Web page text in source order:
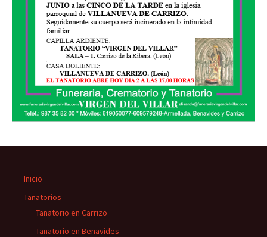
Inicio
Tanatorios
Tanatorio en Carrizo
Tanatorio en Benavides